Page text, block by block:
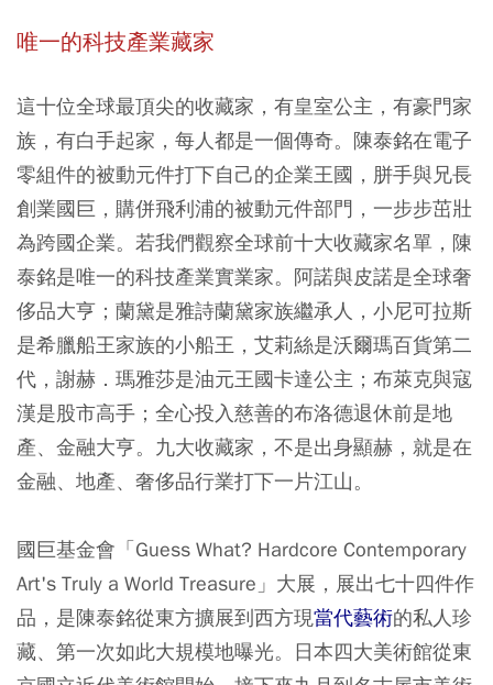
唯一的科技產業藏家
這十位全球最頂尖的收藏家，有皇室公主，有豪門家
族，有白手起家，每人都是一個傳奇。陳泰銘在電子
零組件的被動元件打下自己的企業王國，胼手與兄長
創業國巨，購併飛利浦的被動元件部門，一步步茁壯
為跨國企業。若我們觀察全球前十大收藏家名單，陳
泰銘是唯一的科技產業實業家。阿諾與皮諾是全球奢
侈品大亨；蘭黛是雅詩蘭黛家族繼承人，小尼可拉斯
是希臘船王家族的小船王，艾莉絲是沃爾瑪百貨第二
代，謝赫．瑪雅莎是油元王國卡達公主；布萊克與寇
漢是股市高手；全心投入慈善的布洛德退休前是地
產、金融大亨。九大收藏家，不是出身顯赫，就是在
金融、地產、奢侈品行業打下一片江山。
國巨基金會「Guess What? Hardcore Contemporary
Art's Truly a World Treasure」大展，展出七十四件作
品，是陳泰銘從東方擴展到西方現當代藝術的私人珍
藏、第一次如此大規模地曝光。日本四大美術館從東